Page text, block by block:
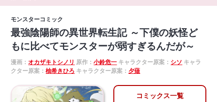
モンスターコミック
最強陰陽師の異世界転生記 ～下僕の妖怪ど
もに比べてモンスターが弱すぎるんだが～
漫画：オカザキトシノリ 原作：小鈴危一 キャラクター原案： シソ キャラ
クター原案：柚希きひろ キャラクター原案： 夕薙
コミックス一覧